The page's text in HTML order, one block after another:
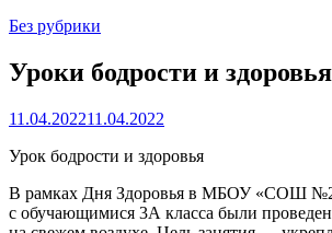
Без рубрики
Уроки бодрости и здоровья
11.04.202211.04.2022
Урок бодрости и здоровья
В рамках Дня Здоровья в МБОУ «СОШ
с обучающимися 3А класса были